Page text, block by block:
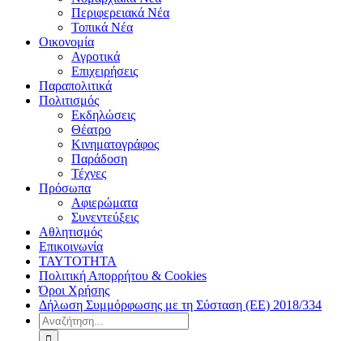
Περιφερειακά Νέα
Τοπικά Νέα
Οικονομία
Αγροτικά
Επιχειρήσεις
Παραπολιτικά
Πολιτισμός
Εκδηλώσεις
Θέατρο
Κινηματογράφος
Παράδοση
Τέχνες
Πρόσωπα
Αφιερώματα
Συνεντεύξεις
Αθλητισμός
Επικοινωνία
ΤΑΥΤΟΤΗΤΑ
Πολιτική Απορρήτου & Cookies
Όροι Χρήσης
Δήλωση Συμμόρφωσης με τη Σύσταση (ΕΕ) 2018/334
Αναζήτηση
για: